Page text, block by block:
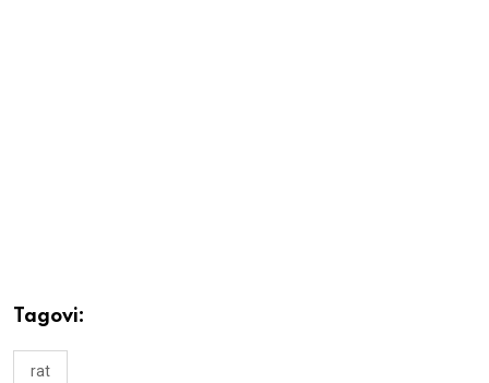
Tagovi:
rat